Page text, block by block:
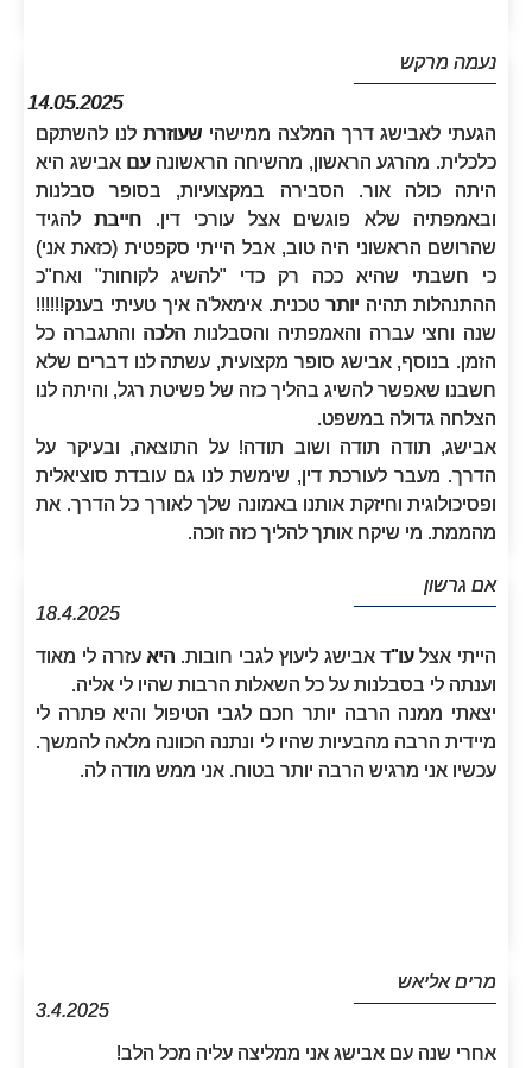
הגעתי לאבישג דרך המלצה ממישהי שעוזרת לנו להשתקם
כלכלית. מהרגע הראשון, מהשיחה הראשונה עם אבישג היא
היתה כולה אור. הסבירה במקצועיות, בסופר סבלנות
ובאמפתיה שלא פוגשים אצל עורכי דין. חייבת להגיד
שהרושם הראשוני היה טוב, אבל הייתי סקפטית (כזאת אני)
כי חשבתי שהיא ככה רק כדי "להשיג לקוחות" ואח"כ
ההתנהלות תהיה יותר טכנית. אימאל'ה איך טעיתי בענק!!!!!!
שנה וחצי עברה והאמפתיה והסבלנות הלכה והתגברה כל
הזמן. בנוסף, אבישג סופר מקצועית, עשתה לנו דברים שלא
חשבנו שאפשר להשיג בהליך כזה של פשיטת רגל, והיתה לנו
הצלחה גדולה במשפט.
אבישג, תודה תודה ושוב תודה! על התוצאה, ובעיקר על
הדרך. מעבר לעורכת דין, שימשת לנו גם עובדת סוציאלית
ופסיכולוגית וחיזקת אותנו באמונה שלך לאורך כל הדרך. את
מהממת. מי שיקח אותך להליך כזה זוכה.
נעמה מרקש
14.05.2025
הייתי אצל עו"ד אבישג ליעוץ לגבי חובות. היא עזרה לי מאוד
וענתה לי בסבלנות על כל השאלות הרבות שהיו לי אליה.
יצאתי ממנה הרבה יותר חכם לגבי הטיפול והיא פתרה לי
מיידית הרבה מהבעיות שהיו לי ונתנה הכוונה מלאה להמשך.
עכשיו אני מרגיש הרבה יותר בטוח. אני ממש מודה לה.
אם גרשון
18.4.2025
אחרי שנה עם אבישג אני ממליצה עליה מכל הלב!
מרים אליאש
3.4.2025